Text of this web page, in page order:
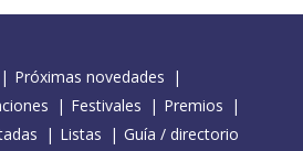
Próximas novedades
Festivales
Premios
Listas Guía / directorio